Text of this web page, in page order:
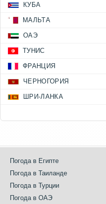
КУБА
МАЛЬТА
ОАЭ
ТУНИС
ФРАНЦИЯ
ЧЕРНОГОРИЯ
ШРИ-ЛАНКА
Погода в Египте
Погода в Таиланде
Погода в Турции
Погода в ОАЭ